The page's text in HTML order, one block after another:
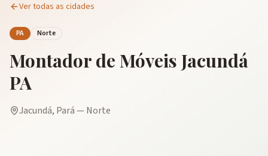
Ver todas as cidades
PA Norte
Montador de Móveis Jacundá
PA
Jacundá, Pará— Norte